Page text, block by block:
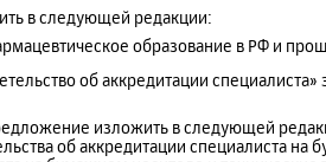
в следующей редакции:
образование в РФ и
об аккредитации
изложить в следующей
об аккредитации специалиста